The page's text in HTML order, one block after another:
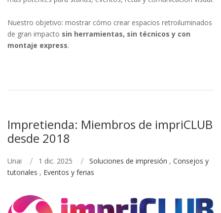
Nuestro objetivo: mostrar cómo crear espacios retroiluminados
de gran impacto sin herramientas, sin técnicos y con
montaje express.
Impretienda: Miembros de impriCLUB
desde 2018
Unai 1 dic. 2025 Soluciones de impresión , Consejos y
tutoriales , Eventos y ferias